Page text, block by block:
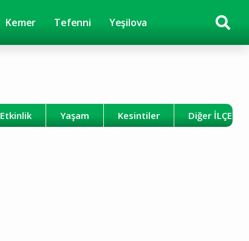
Kemer Tefenni Yeşilova
Etkinlik Yaşam Kesintiler Diğer İLÇELER